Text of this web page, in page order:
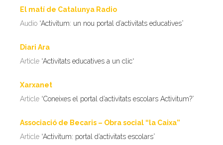
El matí de Catalunya Radio
Audio “Activitum: un nou portal d’activitats educatives”
Diari Ara
Article “Activitats educatives a un clic“
Xarxanet
Article “Coneixes el portal d’activitats escolars Activitum?”
Associació de Becaris – Obra social “la Caixa”
Article “Activitum: portal d’activitats escolars”